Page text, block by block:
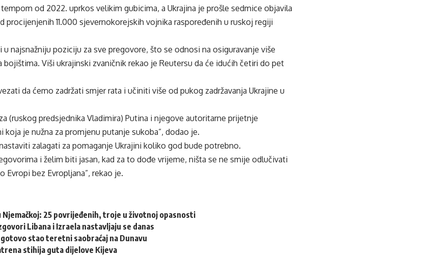
od 2022. uprkos velikim gubicima, a Ukrajina je prošle sedmice objavila
procijenjenih 11.000 sjevernokorejskih vojnika raspoređenih u ruskoj regiji
u najsnažniju poziciju za sve pregovore, što se odnosi na osiguravanje više
bojištima. Viši ukrajinski zvaničnik rekao je Reutersu da će idućih četiri do pet
da ćemo zadržati smjer rata i učiniti više od pukog zadržavanja Ukrajine u
(ruskog predsjednika Vladimira) Putina i njegove autoritarne prijetnje
koja je nužna za promjenu putanje sukoba”, dodao je.
zalagati za pomaganje Ukrajini koliko god bude potrebno.
i želim biti jasan, kad za to dođe vrijeme, ništa se ne smije odlučivati
Evropi bez Evropljana”, rekao je.
Njemačkoj: 25 povrijeđenih, troje u životnoj opasnosti
Libana i Izraela nastavljaju se danas
stao teretni saobraćaj na Dunavu
stihija guta dijelove Kijeva